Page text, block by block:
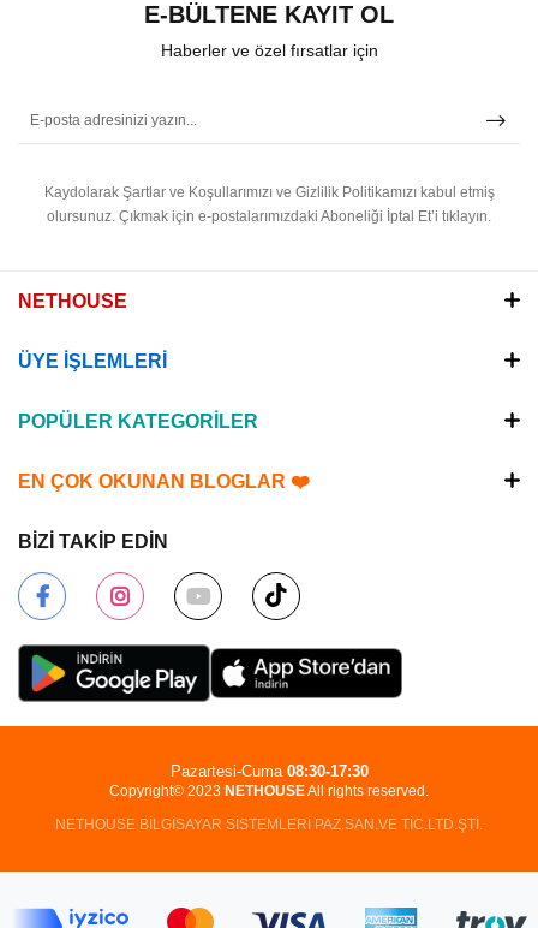
E-BÜLTENE KAYIT OL
Haberler ve özel fırsatlar için
Kaydolarak Şartlar ve Koşullarımızı ve Gizlilik Politikamızı kabul etmiş
olursunuz. Çıkmak için e-postalarımızdaki Aboneliği İptal Et’i tıklayın.
NETHOUSE
ÜYE İŞLEMLERİ
POPÜLER KATEGORİLER
EN ÇOK OKUNAN BLOGLAR ❤️
BİZİ TAKİP EDİN
Copyright© 2023 NETHOUSEAll rights reserved.
NETHOUSE BİLGİSAYAR SİSTEMLERİ PAZ.SAN.VE TİC.LTD.ŞTİ.
Pazartesi-Cuma 08:30-17:30